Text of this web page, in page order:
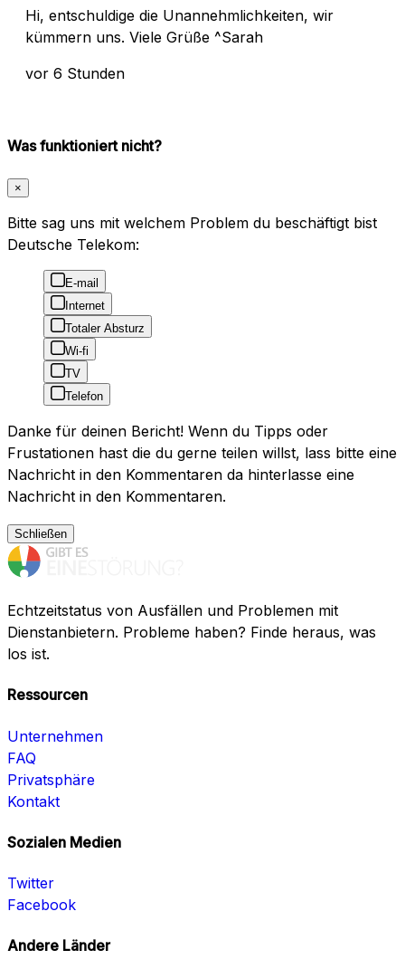
Hi, entschuldige die Unannehmlichkeiten, wir
kümmern uns. Viele Grüße ^Sarah
vor 6 Stunden
Was funktioniert nicht?
×
Bitte sag uns mit welchem Problem du beschäftigt bist
Deutsche Telekom:
E-mail
Internet
Totaler Absturz
Wi-fi
TV
Telefon
Danke für deinen Bericht! Wenn du Tipps oder
Frustationen hast die du gerne teilen willst, lass bitte eine
Nachricht in den Kommentaren da hinterlasse eine
Nachricht in den Kommentaren.
Schließen
Echtzeitstatus von Ausfällen und Problemen mit
Dienstanbietern. Probleme haben? Finde heraus, was
los ist.
Ressourcen
Unternehmen
FAQ
Privatsphäre
Kontakt
Sozialen Medien
Twitter
Facebook
Andere Länder